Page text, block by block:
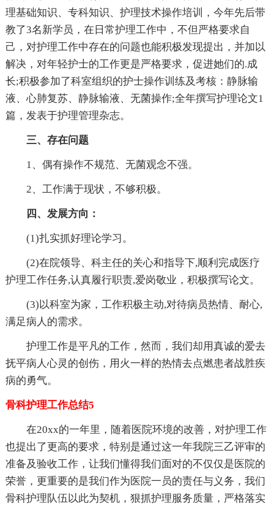
理基础知识、专科知识、护理技术操作培训，今年先后带
教了3名新学员，在日常护理工作中，不但严格要求自
己，对护理工作中存在的问题也能积极发现提出，并加以
解决，对年轻护士的工作更是严格要求，促进她们的.成
长;积极参加了科室组织的护士操作训练及考核：静脉输
液、心肺复苏、静脉输液、无菌操作;全年撰写护理论文1
篇，发表于护理管理杂志。
三、存在问题
1、偶有操作不规范、无菌观念不强。
2、工作满于现状，不够积极。
四、发展方向：
(1)扎实抓好理论学习。
(2)在院领导、科主任的关心和指导下,顺利完成医疗
护理工作任务,认真履行职责,爱岗敬业，积极撰写论文。
(3)以科室为家，工作积极主动,对待病员热情、耐心,
满足病人的需求。
护理工作是平凡的工作，然而，我们却用真诚的爱去
抚平病人心灵的创伤，用火一样的热情去点燃患者战胜疾
病的勇气。
骨科护理工作总结5
在20xx的一年里，随着医院环境的改善，对护理工作
也提出了更高的要求，特别是通过这一年我院三乙评审的
准备及验收工作，让我们懂得我们面对的不仅仅是医院的
荣誉，更重要的是我们作为医院一员的责任与义务，我们
骨科护理队伍以此为契机，狠抓护理服务质量，严格落实